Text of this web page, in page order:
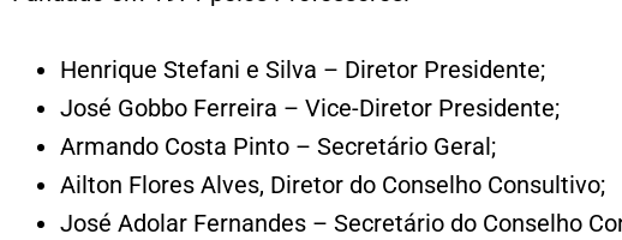
Henrique Stefani e Silva – Diretor Presidente;
José Gobbo Ferreira – Vice-Diretor Presidente;
Armando Costa Pinto – Secretário Geral;
Ailton Flores Alves, Diretor do Conselho Consultivo;
José Adolar Fernandes – Secretário do Conselho